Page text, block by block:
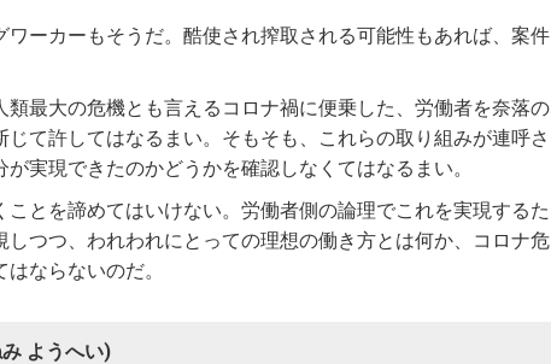
ワーカーもそうだ。酷使され搾取される可能性もあれば、案件
最大の危機とも言えるコロナ禍に便乗した、労働者を奈落の
て許してはなるまい。そもそも、これらの取り組みが連呼さ
実現できたのかどうかを確認しなくてはなるまい。
ことを諦めてはいけない。労働者側の論理でこれを実現するた
つつ、われわれにとっての理想の働き方とは何か、コロナ危
ならないのだ。
ようへい)